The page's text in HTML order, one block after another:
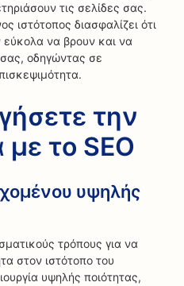
τις σελίδες σας.
ιστότοπος διασφαλίζει ότι
εύκολα να βρουν και να
σας, οδηγώντας σε
την
το SEO
υψηλής
τρόπους για να
στον ιστότοπο του
υψηλής ποιότητας,